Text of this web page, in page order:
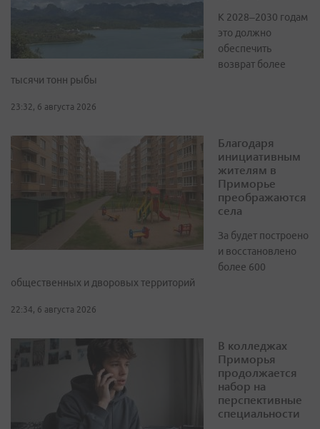
К 2028–2030 годам
это должно
обеспечить
возврат более
тысячи тонн рыбы
23:32, 6 августа 2026
Благодаря
инициативным
жителям в
Приморье
преображаются
села
За будет построено
и восстановлено
более 600
общественных и дворовых территорий
22:34, 6 августа 2026
В колледжах
Приморья
продолжается
набор на
перспективные
специальности